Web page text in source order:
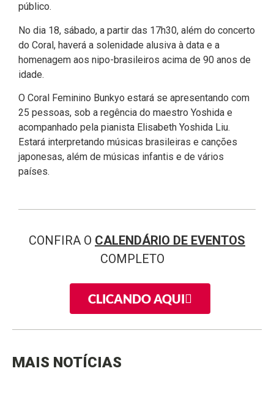
público.
No dia 18, sábado, a partir das 17h30, além do concerto
do Coral, haverá a solenidade alusiva à data e a
homenagem aos nipo-brasileiros acima de 90 anos de
idade.
O Coral Feminino Bunkyo estará se apresentando com
25 pessoas, sob a regência do maestro Yoshida e
acompanhado pela pianista Elisabeth Yoshida Liu.
Estará interpretando músicas brasileiras e canções
japonesas, além de músicas infantis e de vários
países.
CONFIRA O CALENDÁRIO DE EVENTOS
COMPLETO
CLICANDO AQUI
MAIS NOTÍCIAS